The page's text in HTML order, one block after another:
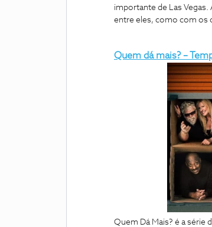
importante de Las
entre eles, como com os
Quem dá mais? –
Quem Dá Mais? é a série